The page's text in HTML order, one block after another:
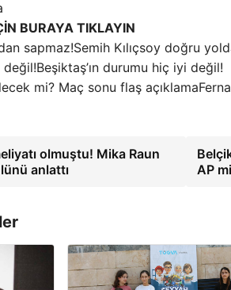
BURAYA TIKLAYIN
Semih Kılıçsoy doğru
Beşiktaş’ın durumu hiç iyi değil!
olmuştu! Mika Raun
anlattı
AP